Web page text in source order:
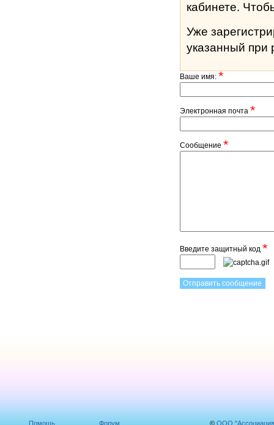
Уже
указанный при
Ваше имя:*
Электронная почта *
Сообщение *
Введите защитный код *
Помощь Форум © ООО "Ассоциация